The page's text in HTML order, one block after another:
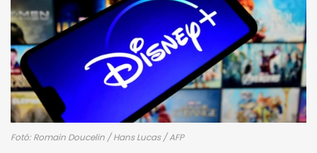
Fotó: Romain Doucelin / Hans Lucas / AFP